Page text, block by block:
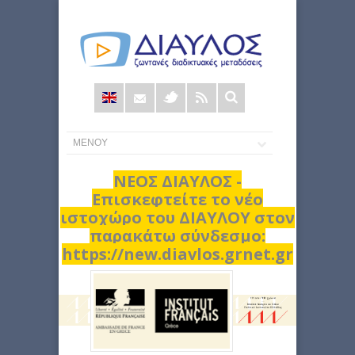
Φόρμα
αναζήτησης
ΝΕΟΣ ΔΙΑΥΛΟΣ -
Επισκεφτείτε το νέο
ιστοχώρο του ΔΙΑΥΛΟΥ στον
παρακάτω σύνδεσμο:
https://new.diavlos.grnet.gr